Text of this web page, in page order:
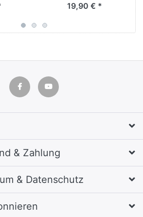
19,90 € *
& Zahlung
& Datenschutz